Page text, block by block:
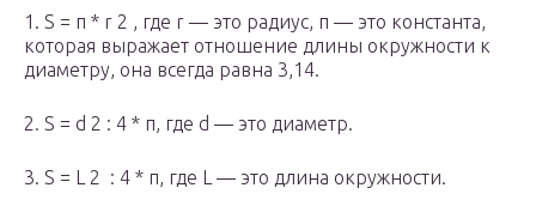
1. S = π * r 2 , где r — это радиус, π — это константа,
которая выражает отношение длины окружности к
диаметру, она всегда равна 3,14.
2. S = d 2 : 4 * π, где d — это диаметр.
3. S = L 2 ​ : 4 * π, где L — это длина окружности.